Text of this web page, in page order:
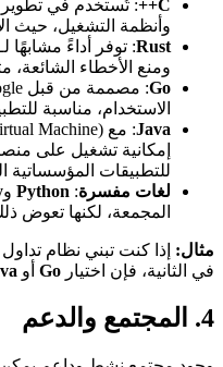
C++
: تُستخدم في تطوير
وأنظمة التشغيل، حيث
Rust: توفر أداءً مشابهًا لـ
ومنع الأخطاء الشائعة،
Go
الاستخدام، مناسبة
Java: مع
إمكانية تشغيل على
للتطبيقات المؤسساتية
لغات مفسرة:
Python و
المجمعة، لكنها تعوض
مثال: إذا كنت تبني نظام
في الثانية، فإن اختيار Go أو
4. المجتمع والدعم